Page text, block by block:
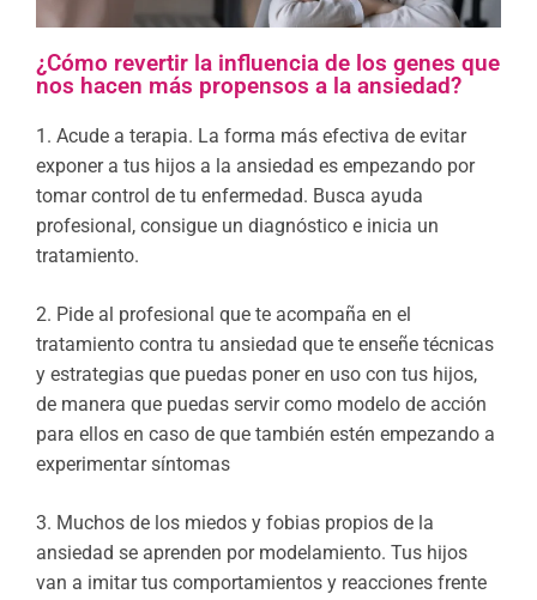
¿Cómo revertir la influencia de los genes que
nos hacen más propensos a la ansiedad?
1. Acude a terapia. La forma más efectiva de evitar
exponer a tus hijos a la ansiedad es empezando por
tomar control de tu enfermedad. Busca ayuda
profesional, consigue un diagnóstico e inicia un
tratamiento.
2. Pide al profesional que te acompaña en el
tratamiento contra tu ansiedad que te enseñe técnicas
y estrategias que puedas poner en uso con tus hijos,
de manera que puedas servir como modelo de acción
para ellos en caso de que también estén empezando a
experimentar síntomas
3. Muchos de los miedos y fobias propios de la
ansiedad se aprenden por modelamiento. Tus hijos
van a imitar tus comportamientos y reacciones frente